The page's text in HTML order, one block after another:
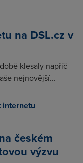
na DSL.cz v
klesaly napříč
nejnovější...
internetu
českém
výzvu